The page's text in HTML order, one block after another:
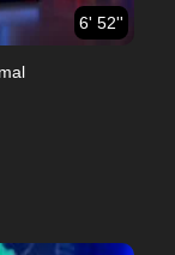
6' 52''